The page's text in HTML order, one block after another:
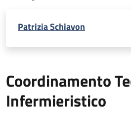
Patrizia Schiavon
Coordinamento
Infermieristico